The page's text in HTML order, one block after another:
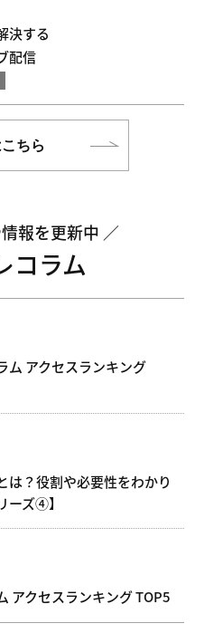
決する
配信
ちら
報を更新中
コラム
ム アクセスランキング
は？役割や必要性をわかり
ーズ④】
アクセスランキング TOP5